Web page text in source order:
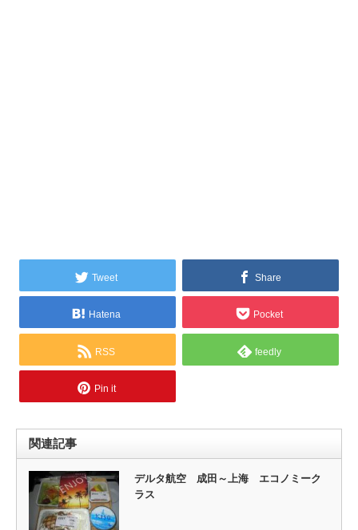
Tweet Share
Hatena Pocket
RSS feedly
Pin it
関連記事
デルタ航空 成田～上海 エコノミーク
ラス